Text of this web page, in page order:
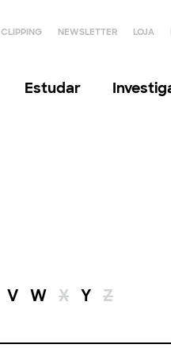
CLIPPING NEWSLETTER LOJA
Estudar
V W X Y Z